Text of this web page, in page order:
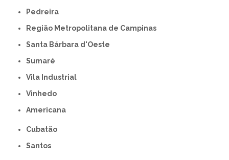
Pedreira
Região Metropolitana de Campinas
Santa Bárbara d'Oeste
Sumaré
Vila Industrial
Vinhedo
americana
Cubatão
Santos